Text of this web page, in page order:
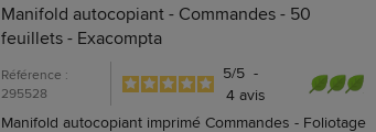
Manifold autocopiant - Commandes - 50
feuillets - Exacompta
Référence :
295528
5/5 -
4 avis
Manifold autocopiant imprimé Commandes - Foliotage